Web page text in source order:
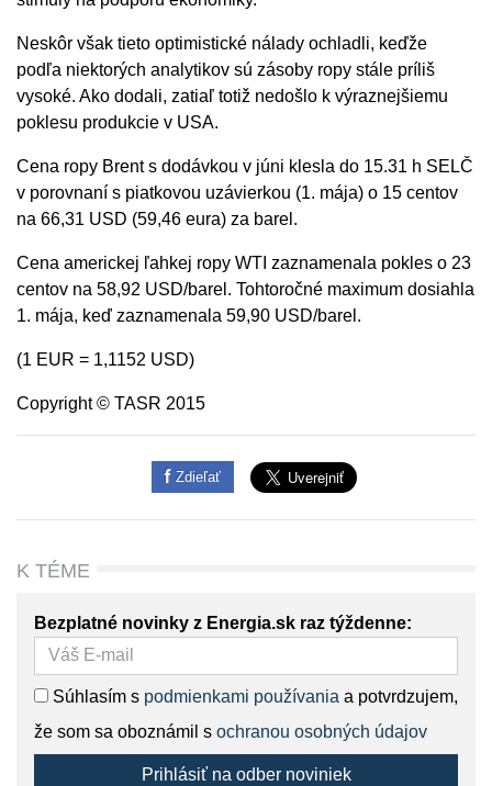
Neskôr však tieto optimistické nálady ochladli, keďže
podľa niektorých analytikov sú zásoby ropy stále príliš
vysoké. Ako dodali, zatiaľ totiž nedošlo k výraznejšiemu
poklesu produkcie v USA.
Cena ropy Brent s dodávkou v júni klesla do 15.31 h SELČ
v porovnaní s piatkovou uzávierkou (1. mája) o 15 centov
na 66,31 USD (59,46 eura) za barel.
Cena americkej ľahkej ropy WTI zaznamenala pokles o 23
centov na 58,92 USD/barel. Tohtoročné maximum dosiahla
1. mája, keď zaznamenala 59,90 USD/barel.
(1 EUR = 1,1152 USD)
Copyright © TASR 2015
Zdieľať
K TÉME
Bezplatné novinky z Energia.sk raz týždenne:
Súhlasím s podmienkami používania a potvrdzujem,
že som sa oboznámil s ochranou osobných údajov
Prihlásiť na odber noviniek